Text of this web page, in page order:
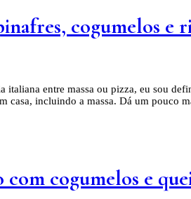
cogumelos e
italiana entre massa ou pizza, eu sou
casa, incluindo a massa. Dá um pouco
cogumelos e